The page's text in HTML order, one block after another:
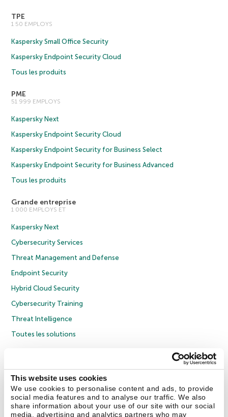
This website uses cookies
We use cookies to personalise content and ads, to provide
social media features and to analyse our traffic. We also
share information about your use of our site with our social
media, advertising and analytics partners who may
TPE
1 50 EMPLOYS
Kaspersky Small Office Security
Kaspersky Endpoint Security Cloud
Tous les produits
PME
51 999 EMPLOYS
Kaspersky Next
Kaspersky Endpoint Security Cloud
Kaspersky Endpoint Security for Business Select
Kaspersky Endpoint Security for Business Advanced
Tous les produits
Grande entreprise
1 000 EMPLOYS ET
Kaspersky Next
Cybersecurity Services
Threat Management and Defense
Endpoint Security
Hybrid Cloud Security
Cybersecurity Training
Threat Intelligence
Toutes les solutions
Politique de confidentialité
Politique anticorruption
Contrat de licence grand public
Contrat de licence entreprises
Cookies
Nous contacter À propos Partenaires Blog Communiqués de presse